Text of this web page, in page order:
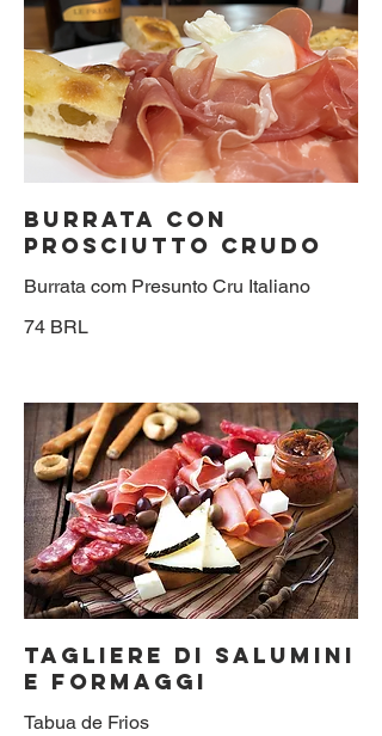
BURRATA Con
PROSCIUTTO CRUDO
Burrata com Presunto Cru Italiano
74 BRL
TAGLIERE di SALUMINI
e FORMAGGI
Tabua de Frios